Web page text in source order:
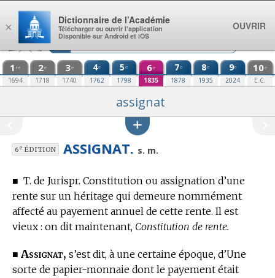
Aller au contenu
1 re
1694
2e
1718
3e
1740
4e
1762
5e
1798
6e
1835
7e
1878
8e
1935
9e
2024
10e
E.C.
assignat
6eÉDITION ASSIGNAT. s. m.
■ T. de Jurispr. Constitution ou assignation d’une
rente sur un héritage qui demeure nommément
affecté au payement annuel de cette rente. Il est
vieux : on dit maintenant, Constitution de rente.
■ Assignat, s’est dit, à une certaine époque, d’Une
sorte de papier-monnaie dont le payement était
×
Dictionnaire de l’Académie
Télécharger ou ouvrir l’application
Disponible sur Android et iOS
OUVRIR